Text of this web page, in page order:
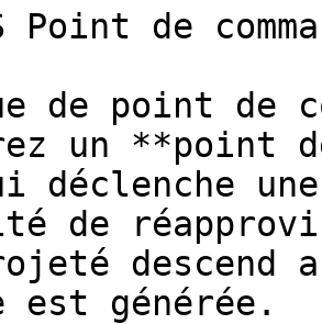
Point de
de point de
un **point
déclenche
de
descend
est générée.